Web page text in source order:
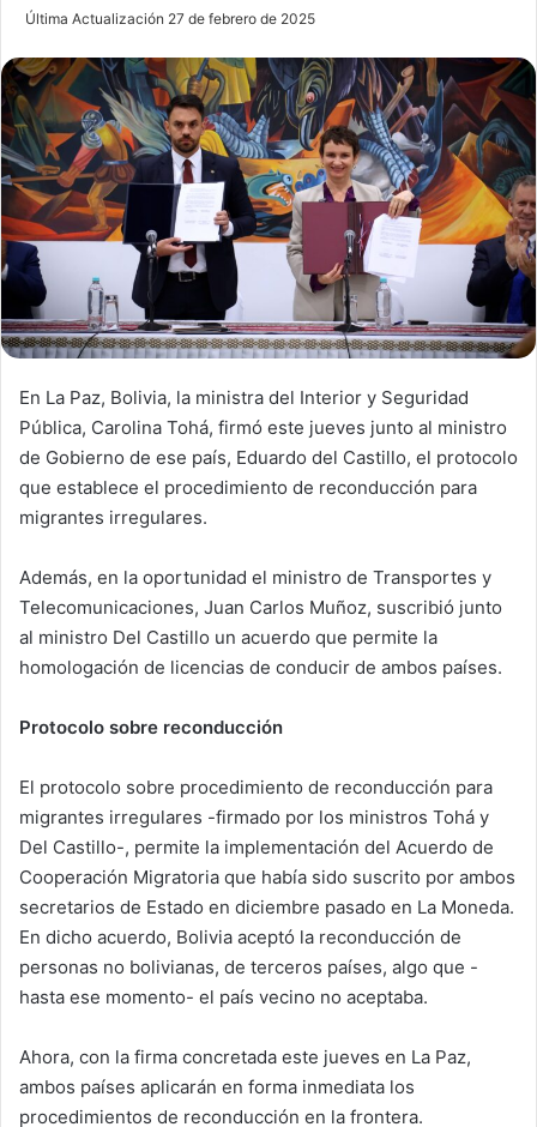
e
d
a
n
e
m
i
l
Última Actualización 27 de febrero de 2025
En La Paz, Bolivia, la ministra del Interior y Seguridad
Pública, Carolina Tohá, firmó este jueves junto al ministro
de Gobierno de ese país, Eduardo del Castillo, el protocolo
que establece el procedimiento de reconducción para
migrantes irregulares.
Además, en la oportunidad el ministro de Transportes y
Telecomunicaciones, Juan Carlos Muñoz, suscribió junto
al ministro Del Castillo un acuerdo que permite la
homologación de licencias de conducir de ambos países.
Protocolo sobre reconducción
El protocolo sobre procedimiento de reconducción para
migrantes irregulares -firmado por los ministros Tohá y
Del Castillo-, permite la implementación del Acuerdo de
Cooperación Migratoria que había sido suscrito por ambos
secretarios de Estado en diciembre pasado en La Moneda.
En dicho acuerdo, Bolivia aceptó la reconducción de
personas no bolivianas, de terceros países, algo que -
hasta ese momento- el país vecino no aceptaba.
Ahora, con la firma concretada este jueves en La Paz,
ambos países aplicarán en forma inmediata los
procedimientos de reconducción en la frontera.